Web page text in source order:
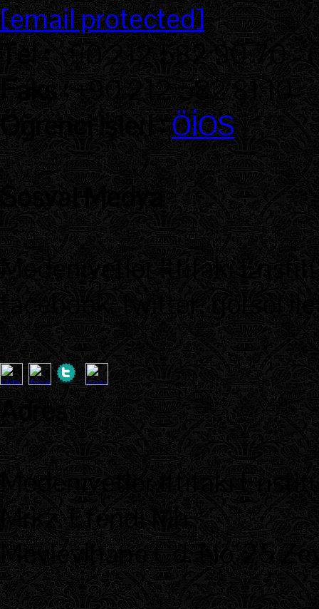
[email protected]
Tel :+90 212 582 90 70 -
Faks :+90 212 582 81 10
Öğrenci İşleri :ÖİOS
Sosyal Medya :
Medeniyetler İttifakı
facebook, twitter, görsel
Adres :
Medeniyetler İttifakı
Mrkz. Efendi Mh.
Mevlevihane Cd. No:25